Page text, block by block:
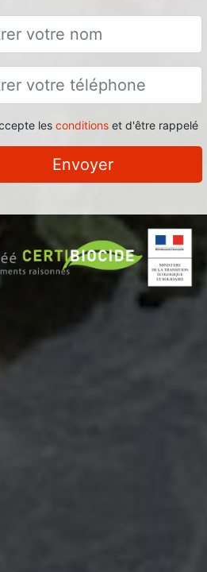
les conditionset d'être rappelé
Envoyer